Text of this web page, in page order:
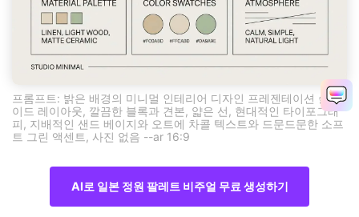
프롬프트: 밝은 배경의 미니멀 인테리어 디자인 프레젠테이션 슬라
이드 레이아웃, 깔끔한 블록과 견본, 얇은 선, 현대적인 타이포그래
피, 지배적인 샌드 베이지와 오트에 차콜 텍스트와 드문드문한 소프
트 그린 액센트, 사진 없음 --ar 16:9
AI로 일본 정원 팔레트 비주얼 무료 생성하기